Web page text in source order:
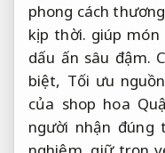
phong cách
kịp thời. giúp
dấu ấn sâu đậm.
biệt, Tối ưu
của shop hoa
người nhận đúng